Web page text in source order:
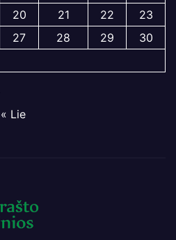
20 21 22
23
27 28 29
30
« Lie